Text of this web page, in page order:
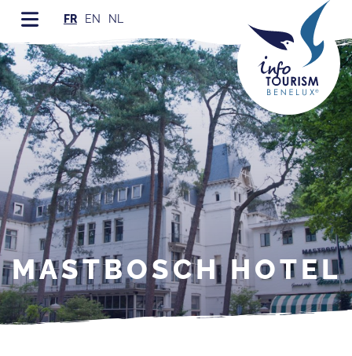
FR EN NL
MASTBOSCH HOTEL